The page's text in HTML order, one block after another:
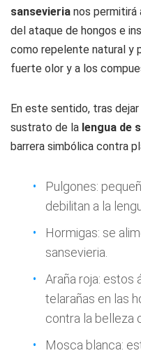
sansevieria nos permitirá
del ataque de hongos e
como repelente natural y
fuerte olor y a los
En este sentido, tras
sustrato de la lengua de
barrera simbólica contra
Pulgones:
debilitan a la
Hormigas: se
sansevieria.
Araña roja: estos
telarañas en las
contra la belleza
Mosca blanca: